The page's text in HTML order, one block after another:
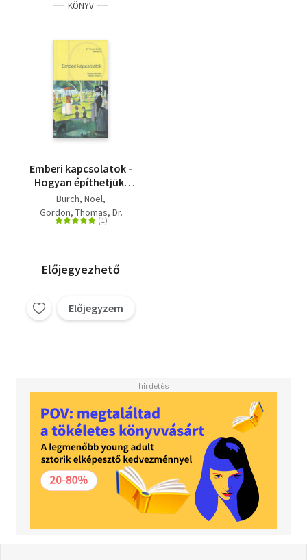
KÖNYV
Emberi kapcsolatok -
Hogyan építhetjük,
hogyan rontjuk el
Burch, Noel
Gordon, Thomas, Dr.
Előjegyezhető
Előjegyzem